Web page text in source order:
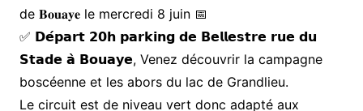
de 𝐁𝐨𝐮𝐚𝐲𝐞 le mercredi 8 juin 📅
✅ 𝗗𝗲́𝗽𝗮𝗿𝘁 𝟮𝟬𝗵 𝗽𝗮𝗿𝗸𝗶𝗻𝗴 𝗱𝗲 𝗕𝗲𝗹𝗹𝗲𝘀𝘁𝗿𝗲 𝗿𝘂𝗲 𝗱𝘂
𝗦𝘁𝗮𝗱𝗲 𝗮̀ 𝗕𝗼𝘂𝗮𝘆𝗲, Venez découvrir la campagne
boscéenne et les abors du lac de Grandlieu.
Le circuit est de niveau vert donc adapté aux